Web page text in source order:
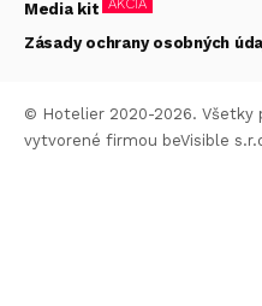
Media kit AKCIA
Zásady ochrany osobných
© Hotelier 2020-2026. Všetky
vytvorené firmou beVisible